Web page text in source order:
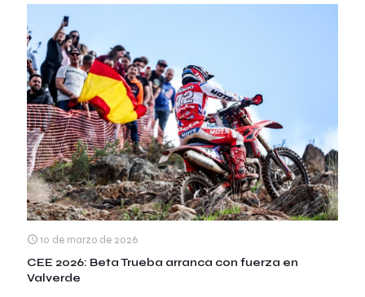
10 de marzo de 2026
CEE 2026: Beta Trueba arranca con fuerza en
Valverde